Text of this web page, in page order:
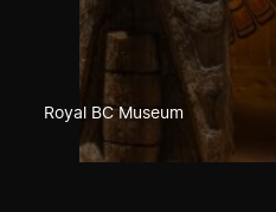
Royal BC Museum